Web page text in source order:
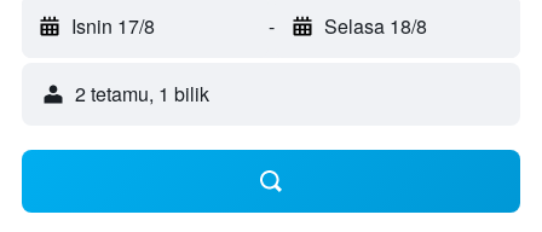
Isnin 17/8 - Selasa 18/8
2 tetamu, 1 bilik